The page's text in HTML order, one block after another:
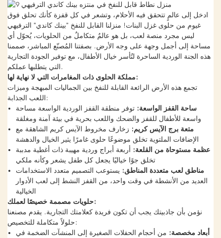
ادخل إلى عالمٍ تتحقق فيه الأحلام، وتشعر في كل قفزة كأنك تحلق فوق
غيوم من حلوى غزل البنات! منزلنا القابل للنفخ "بينك كاندي" الترفيهي
ليس مجرد منصة لعب، بل هو عالمٌ متكاملٌ من الحلويات، يُحوّل أي
مساحة إلى أجمل وجهة على وجه الأرض. بصفتنا المُصنّع المباشر، صممنا
هذه الجنة الوردية الساحرة لتُأسر خيال الأطفال، مع توفير الجودة التجارية
التي يتطلبها عملكم.
مملكة الحلوى ذات المغامرات التي لا نهاية لها:
تجمع هذه الأرض الرائعة القابلة للنفخ بين الجماليات المبهجة وميزات
اللعب الجذابة:
ساحة القفز الواسعة: توفر منطقة القفز الوردية الواسعة مساحة
واسعة للأطفال للقفز والضحك واللعب بحرية في بيئة آمنة ومغلقة
متعة برج الآيس كريم: زخارف مخروط الآيس كريم الشاهقة مع
الإضافات الملتوية تخلق موضوعًا حلوى غامرًا يثير الخيال والدهشة
عظمة مستوحاة من القلعة: أربعة أبراج وردية مهيبة ذات أغطية مدببة
تخلق جوًا خياليًا يجعل كل طفل يشعر وكأنه ملكي
مناطق لعب متعددة المناطق: يستوعب التصميم متعدد الاستخدامات
العديد من الأنشطة في وقت واحد، من القفز النشط إلى لعب الأدوار
الخيالية
حلويات مصممة خصيصًا لعملك:
نؤمن بأن جاذبيتك يجب أن تكون فريدة كعلامتك التجارية. يقدم مصنعنا
حلولاً متكاملة للتخصيص:
أبعاد مخصصة: من أحجام الحفلات الصغيرة إلى المنشآت الضخمة في